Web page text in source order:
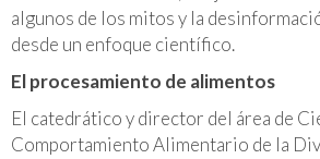
algunos de los mitos y la
desde un enfoque científico.
El procesamiento de alimentos
El catedrático y director del área de
Comportamiento Alimentario de la